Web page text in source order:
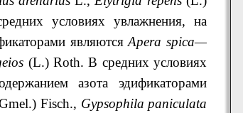
условиях увлажнения, на
являютсяApera spica—
(L.) Roth. В средних условиях
азота эдификаторами
Fisch., Gypsophila paniculata